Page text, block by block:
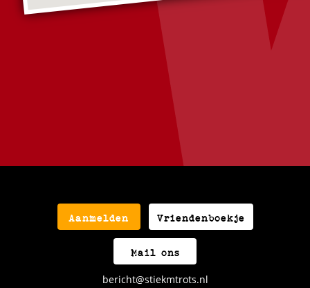
Aanmelden Vriendenboekje
Mail ons
bericht@stiekmtrots.nl